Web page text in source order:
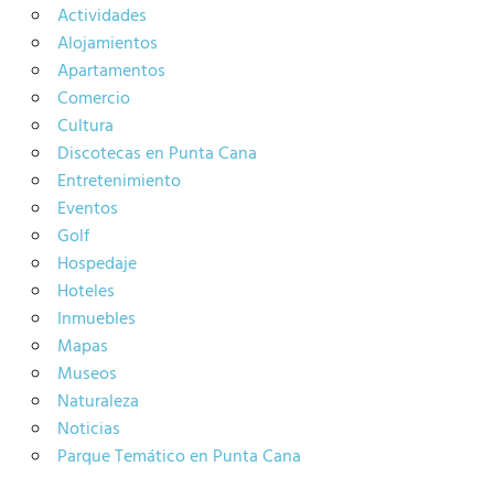
Actividades
Alojamientos
Apartamentos
Comercio
Cultura
Discotecas en Punta Cana
Entretenimiento
Eventos
Golf
Hospedaje
Hoteles
Inmuebles
Mapas
Museos
Naturaleza
Noticias
Parque Temático en Punta Cana